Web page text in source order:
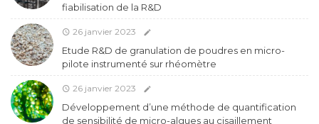
fiabilisation de la R&D
26 janvier 2023
Etude R&D de granulation de poudres en micro-
pilote instrumenté sur rhéomètre
26 janvier 2023
Développement d’une méthode de quantification
de sensibilité de micro-algues au cisaillement